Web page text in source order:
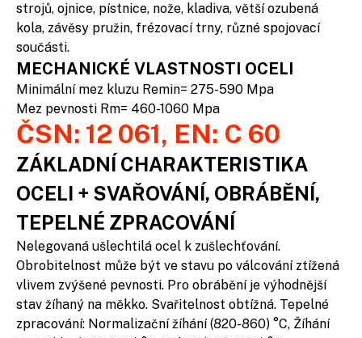
strojů, ojnice, pístnice, nože, kladiva, větší ozubená
kola, závěsy pružin, frézovací trny, různé spojovací
součásti.
MECHANICKÉ VLASTNOSTI OCELI
Minimální mez kluzu Remin= 275-590 Mpa
Mez pevnosti Rm= 460-1060 Mpa
ČSN: 12 061, EN: C 60
ZÁKLADNÍ CHARAKTERISTIKA
OCELI + SVAŘOVÁNÍ, OBRÁBĚNÍ,
TEPELNÉ ZPRACOVÁNÍ
Nelegovaná ušlechtilá ocel k zušlechťování.
Obrobitelnost může být ve stavu po válcování ztížená
vlivem zvýšené pevnosti. Pro obrábění je výhodnější
stav žíhaný na měkko. Svařitelnost obtížná. Tepelné
zpracování: Normalizační žíhání (820-860) °C, Žíhání